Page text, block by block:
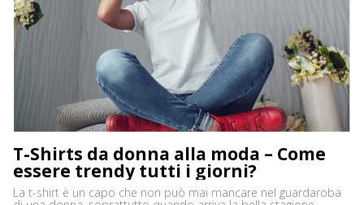
T-Shirts da donna alla moda – Come
essere trendy tutti i giorni?
La t-shirt è un capo che non può mai mancare nel guardaroba